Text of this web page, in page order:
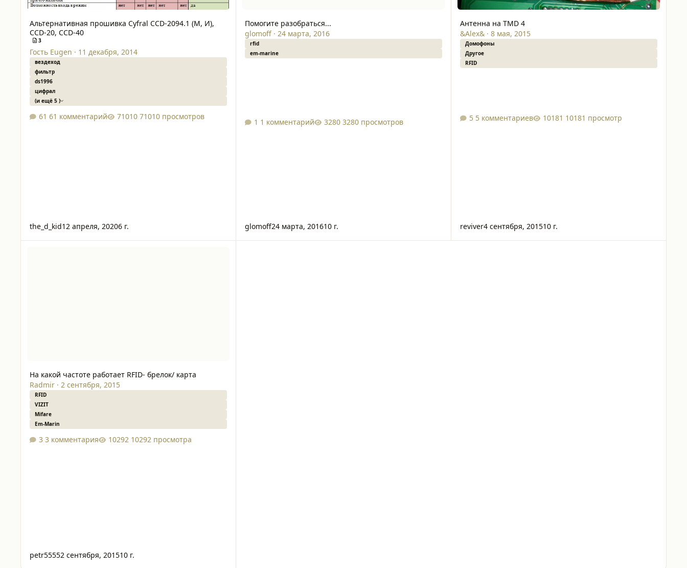
Альтернативная прошивка Cyfral CCD-2094.1 (М, И),
CCD-20, CCD-40
3
Гость Eugen · 11 декабря, 2014
вездеход
фильтр
ds1996
цифрал
(и ещё 5 )
61 комментарий 71010 просмотров
the_d_kid12 апреля, 20206 г.
Помогите разобраться...
glomoff· 24 марта, 2016
rfid
em-marine
1 комментарий 3280 просмотров
glomoff24 марта, 201610 г.
Антенна на TMD 4
&Alex&· 8 мая, 2015
Домофоны
Другое
RFID
5 комментариев 10181 просмотр
reviver4 сентября, 201510 г.
На какой частоте работает RFID- брелок/ карта
Radmir· 2 сентября, 2015
RFID
VIZIT
Mifare
Em-Marin
3 комментария 10292 просмотра
petr55552 сентября, 201510 г.